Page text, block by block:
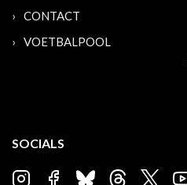
CONTACT
VOETBALPOOL
SOCIALS